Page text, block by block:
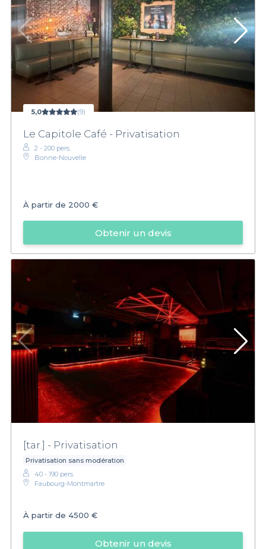
5,0 (9)
Le Capitole Café - Privatisation
2 - 200 pers.
Bonne-Nouvelle
À partir de 2000 €
Obtenir un devis
[tar.] - Privatisation
Privatisation sans modération
40 - 190 pers.
Faubourg-Montmartre
À partir de 4500 €
Obtenir un devis